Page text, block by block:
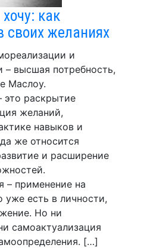
как
своих желаниях
и
– высшая потребность,
Маслоу.
это раскрытие
желаний,
навыков и
же относится
и расширение
– применение на
уже есть в личности,
Но ни
самоактуализация
[…]